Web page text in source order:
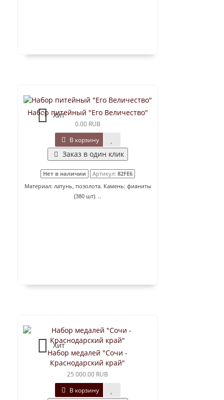
Хит
Набор питейный "Его Величество"
0.00 RUB
В корзину
Заказ в один клик
Нет в наличии Артикул: 82FE6
Материал: латунь, позолота. Камень: фианиты
(380 шт). ..
Хит
Набор медалей "Сочи -
Краснодарский край"
25 000.00 RUB
В корзину